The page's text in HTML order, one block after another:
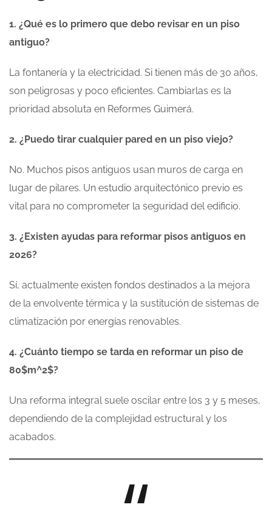
1. ¿Qué es lo primero que debo revisar en un piso
antiguo?
La fontanería y la electricidad. Si tienen más de 30 años,
son peligrosas y poco eficientes. Cambiarlas es la
prioridad absoluta en Reformes Guimerá.
2. ¿Puedo tirar cualquier pared en un piso viejo?
No. Muchos pisos antiguos usan muros de carga en
lugar de pilares. Un estudio arquitectónico previo es
vital para no comprometer la seguridad del edificio.
3. ¿Existen ayudas para reformar pisos antiguos en
2026?
Sí, actualmente existen fondos destinados a la mejora
de la envolvente térmica y la sustitución de sistemas de
climatización por energías renovables.
4. ¿Cuánto tiempo se tarda en reformar un piso de
80$m^2$?
Una reforma integral suele oscilar entre los 3 y 5 meses,
dependiendo de la complejidad estructural y los
acabados.